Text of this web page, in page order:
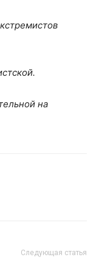
на
Следующая статья